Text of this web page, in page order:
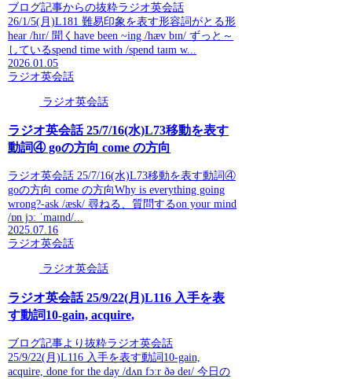
ブログ記事からの抜粋ラジオ英会話
26/1/5(月)L181 難易印象を表す形容詞がとる形
hear /hɪr/ 聞くhave been ~ing /hæv bɪn/ ずっと～
しているspend time with /spend taɪm w...
2026.01.05
ラジオ英会話
ラジオ英会話
ラジオ英会話 25/7/16(水)L73移動を表す
動詞④ goの方向 come の方向
ラジオ英会話 25/7/16(水)L73移動を表す動詞④
goの方向 come の方向Why is everything going
wrong?-ask /æsk/ 尋ねる、質問するon your mind
/ɒn jɔː ˈmaɪnd/...
2025.07.16
ラジオ英会話
ラジオ英会話
ラジオ英会話 25/9/22(月)L116 入手を表
す動詞10-gain, acquire,
ブログ記事より抜粋ラジオ英会話
25/9/22(月)L116 入手を表す動詞10-gain,
acquire, done for the day /dʌn fɔːr ðə deɪ/ 今日の